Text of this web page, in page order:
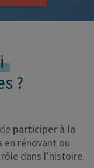
?
participer à la
en rénovant ou
dans l’histoire.